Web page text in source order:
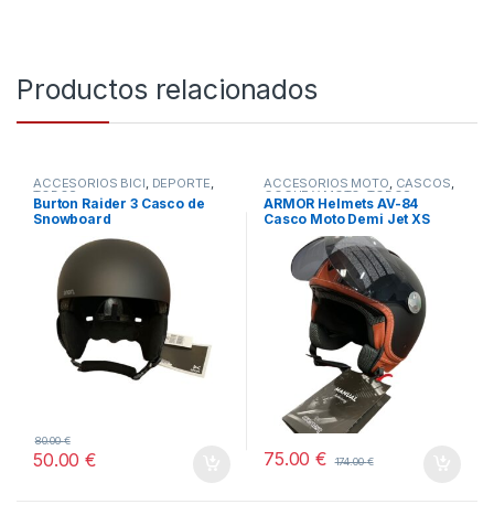
Productos relacionados
ACCESORIOS BICI, DEPORTE,
TODOS
Burton Raider 3 Casco de
Snowboard
50.00€
80.00€
ACCESORIOS MOTO, CASCOS,
COCHE Y MOTO ,TODOS
ARMOR Helmets AV-84
Casco Moto Demi Jet XS
75.00€ 174.00€